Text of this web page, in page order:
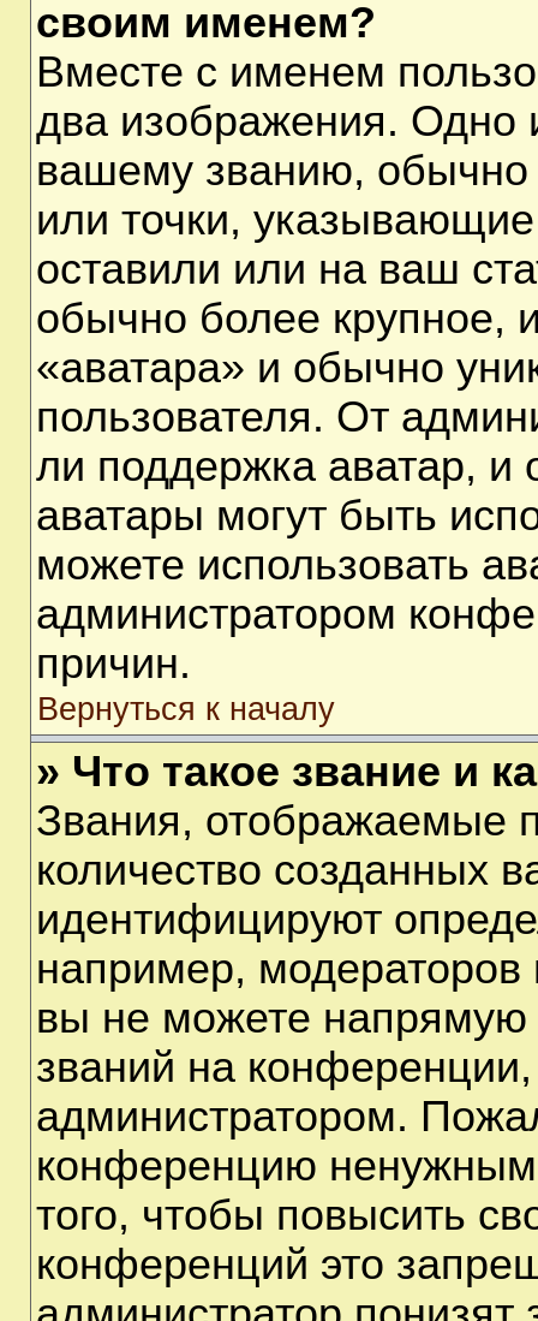
своим именем?
Вместе с именем
два изображения. Одно
вашему званию, обычно
или точки,
оставили или на ваш
обычно более крупное,
«аватара» и обычно
пользователя. От
ли поддержка аватар, и
аватары могут быть
можете использовать
администратором
причин.
Вернуться к началу
» Что такое звание и
Звания, отображаемые
количество созданных
идентифицируют
например,
вы не можете напрямую
званий на
администратором.
конференцию
того, чтобы повысить
конференций это